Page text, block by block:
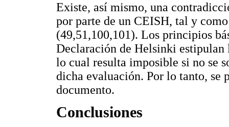
Existe, así mismo, una
por parte de un CEISH, tal y
(49,51,100,101). Los principios
Declaración de Helsinki
lo cual resulta imposible si no se
dicha evaluación. Por lo tanto, se
documento.
Conclusiones